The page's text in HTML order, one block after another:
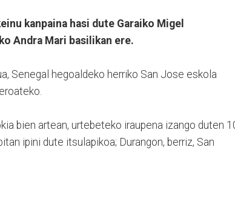
kanpaina hasi dute Garaiko Migel
Andra Mari basilikan ere.
Senegal hegoaldeko herriko San Jose eskola
bien artean, urtebeteko iraupena izango duten
ipini dute itsulapikoa; Durangon, berriz, San